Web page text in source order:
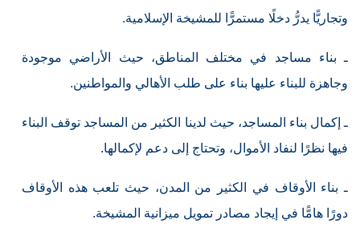
وتجاريًّا يدرُّ دخلًا مستمرًّا للمشيخة الإسلامية.
ـ بناء مساجد في مختلف المناطق، حيث الأراضي موجودة
وجاهزة للبناء عليها بناء على طلب الأهالي والمواطنين.
ـ إكمال بناء المساجد، حيث لدينا الكثير من المساجد توقف البناء
فيها نظرًا لنفاد الأموال، وتحتاج إلى دعم لإكمالها.
ـ بناء الأوقاف في الكثير من المدن، حيث تلعب هذه الأوقاف
دورًا هامًّا في إيجاد مصادر تمويل ميزانية المشيخة.